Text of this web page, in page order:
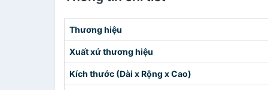
Thương hiệu
Xuất xứ thương hiệu
Kích thước (Dài x Rộng x Cao)